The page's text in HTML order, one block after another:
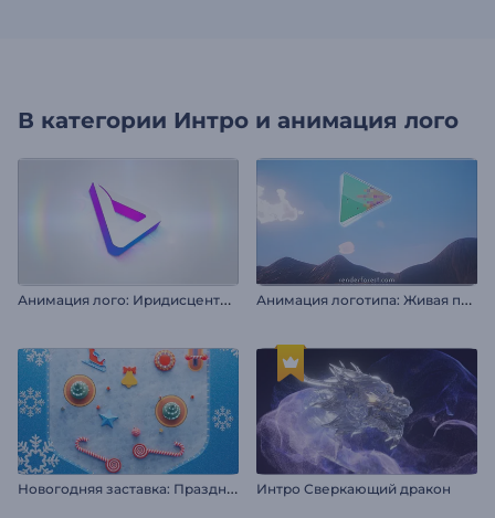
В категории Интро и анимация лого
А
нимация лого: Иридисцентный минимализм А
нимация логотипа: Живая природа
Н
овогодняя заставка: Праздничный пинбол Интро Сверкающий дракон